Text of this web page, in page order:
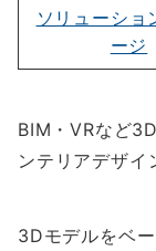
ソリューショ
ージ
BIM・VRなど
ンテリアデザイ
3Dモデルをベ